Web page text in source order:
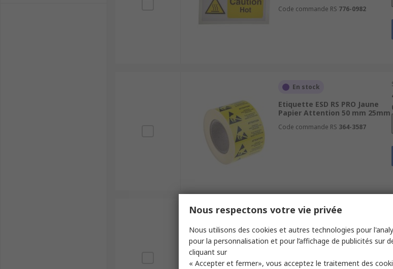
Code commande RS 776-0982
En stock
Etiquette ESD RS PRO Jaune
Papier Attention 50 mm 25mm
Code commande RS 364-3587
En stock
Etiquette ESD RS PRO Jaune
Papier Anti-Static ESD 12 mm
12mm
Code commande RS211-1231
Nous respectons votre vie privée
Nous utilisons des cookies et autres technologies pour
pour la personnalisation et pour l’affichage de publicités sur
cliquant sur
« Accepter et fermer», vous acceptez le traitement des